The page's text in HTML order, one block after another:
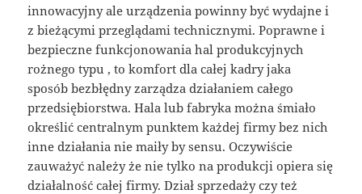
innowacyjny ale urządzenia powinny być wydajne i
z bieżącymi przeglądami technicznymi. Poprawne i
bezpieczne funkcjonowania hal produkcyjnych
rożnego typu , to komfort dla całej kadry jaka
sposób bezbłędny zarządza działaniem całego
przedsiębiorstwa. Hala lub fabryka można śmiało
określić centralnym punktem każdej firmy bez nich
inne działania nie maiły by sensu. Oczywiście
zauważyć należy że nie tylko na produkcji opiera się
działalność całej firmy. Dział sprzedaży czy też